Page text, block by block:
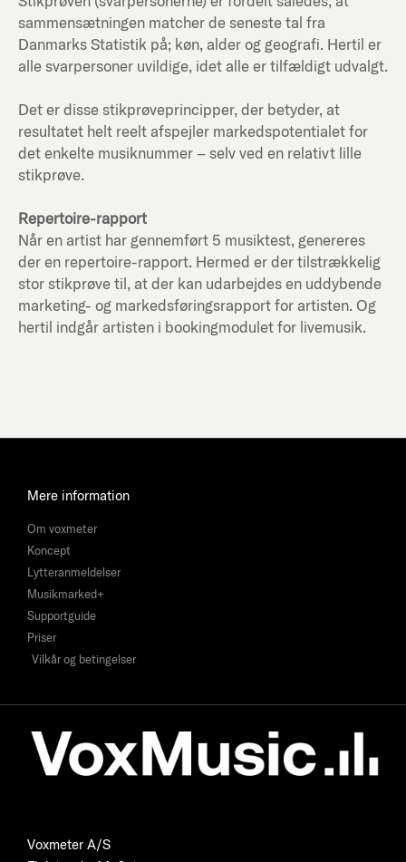
sammensætningen matcher de seneste tal fra
Danmarks Statistik på; køn, alder og geografi. Hertil er
alle svarpersoner uvildige, idet alle er tilfældigt udvalgt.
Det er disse stikprøveprincipper, der betyder, at
resultatet helt reelt afspejler markedspotentialet for
det enkelte musiknummer – selv ved en relativt lille
stikprøve.
Repertoire-rapport
Når en artist har gennemført 5 musiktest, genereres
der en repertoire-rapport. Hermed er der tilstrækkelig
stor stikprøve til, at der kan udarbejdes en uddybende
marketing- og markedsføringsrapport for artisten. Og
hertil indgår artisten i bookingmodulet for livemusik.
Mere information
Om voxmeter
Koncept
Lytteranmeldelser
Musikmarked+
Supportguide
Priser
Vilkår og betingelser
Voxmeter A/S